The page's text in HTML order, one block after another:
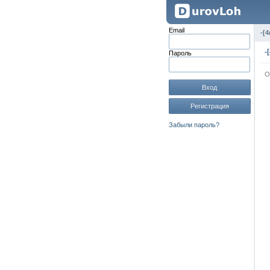
Email
Пароль
Вход
Регистрация
Забыли пароль?
-
-
О